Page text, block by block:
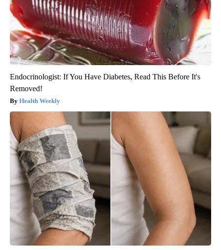
Endocrinologist: If You Have Diabetes, Read This Before It's
Removed!
Health Weekly